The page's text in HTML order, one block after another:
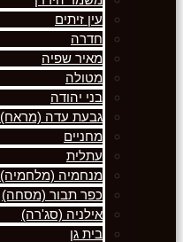
עין זיתים
חדרה
מאיר שפיה
מטולה
בני יהודה
גבעת עדה (מראח)
מחניים
עתלית
מנחמיה (מלחמיה)
כפר תבור (מסחה)
אילניה (סג'רה)
בית גן